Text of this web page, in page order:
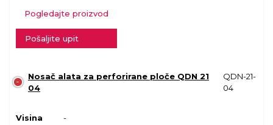
Pogledajte proizvod
Pošaljite upit
Nosač alata za perforirane ploče QDN 21
04
QDN-21-
04
Visina -